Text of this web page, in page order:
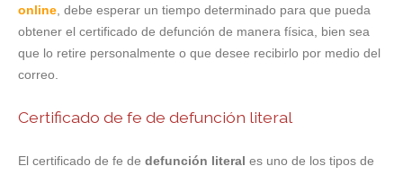
online , debe esperar un tiempo determinado para que pueda
obtener el certificado de defunción de manera física, bien sea
que lo retire personalmente o que desee recibirlo por medio del
correo.
Certificado de fe de defunción literal
El certificado de fe de defunción literal es uno de los tipos de